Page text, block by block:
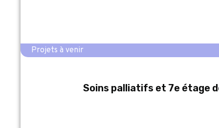
Projets à venir
Soins palliatifs et 7e étage